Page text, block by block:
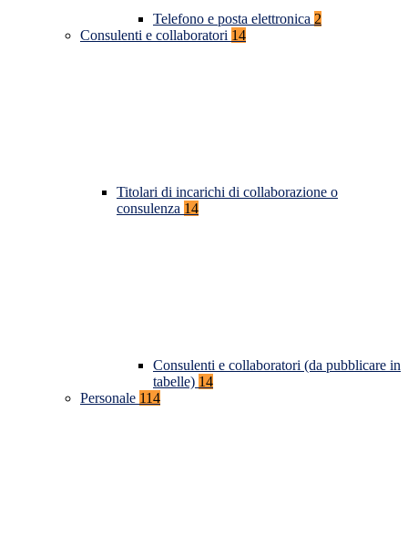
Telefono e posta elettronica 2
Consulenti e collaboratori 14
Titolari di incarichi di collaborazione o
consulenza 14
Consulenti e collaboratori (da pubblicare in
tabelle) 14
Personale 114